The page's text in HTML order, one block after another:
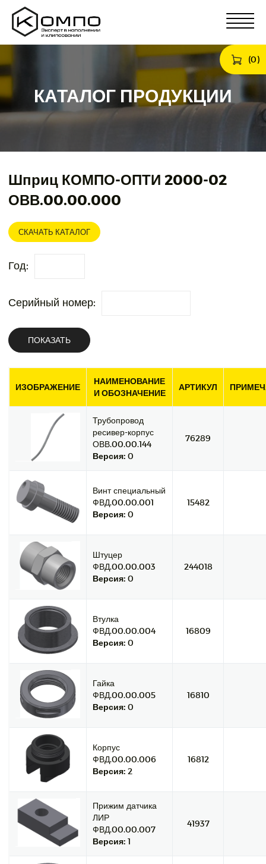
(0)
КАТАЛОГ ПРОДУКЦИИ
Шприц КОМПО-ОПТИ 2000-02
ОВВ.00.00.000
СКАЧАТЬ КАТАЛОГ
Год:
Серийный номер:
ПОКАЗАТЬ
ИЗОБРАЖЕНИЕ
НАИМЕНОВАНИЕ
И ОБОЗНАЧЕНИЕ
АРТИКУЛ
Трубопровод
ресивер-корпус
ОВВ.00.00.144
Версия: 0
76289
Винт специальный
ФВД.00.00.001
Версия: 0
15482
Штуцер
ФВД.00.00.003
Версия: 0
244018
Втулка
ФВД.00.00.004
Версия: 0
16809
Гайка
ФВД.00.00.005
Версия: 0
16810
Корпус
ФВД.00.00.006
Версия: 2
16812
Прижим датчика
ЛИР
ФВД.00.00.007
Версия: 1
41937